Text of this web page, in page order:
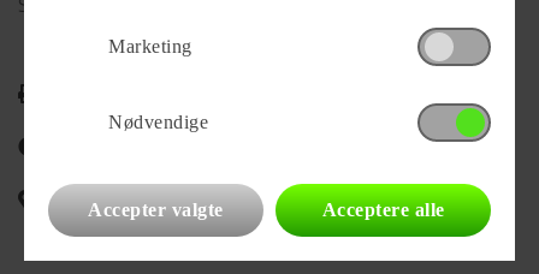
Se alle
Campingvognens placering
Marketing
Nødvendige
Accepter valgte Acceptere alle